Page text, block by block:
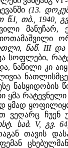
(13.
წ.I, თბ., 1940,
ნაწ. III და
სოფლები,
ნაწილი კი
ყმა
ყმად
ვეღარც ჩუენ
საბ. V, გვ.
თავის